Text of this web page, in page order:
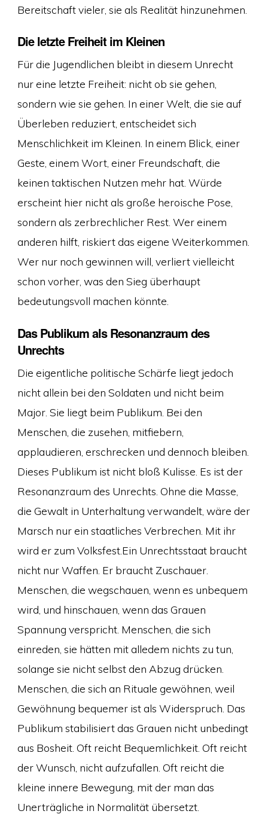
Bereitschaft vieler, sie als Realität hinzunehmen.
Die letzte Freiheit im Kleinen
Für die Jugendlichen bleibt in diesem Unrecht
nur eine letzte Freiheit: nicht ob sie gehen,
sondern wie sie gehen. In einer Welt, die sie auf
Überleben reduziert, entscheidet sich
Menschlichkeit im Kleinen. In einem Blick, einer
Geste, einem Wort, einer Freundschaft, die
keinen taktischen Nutzen mehr hat. Würde
erscheint hier nicht als große heroische Pose,
sondern als zerbrechlicher Rest. Wer einem
anderen hilft, riskiert das eigene Weiterkommen.
Wer nur noch gewinnen will, verliert vielleicht
schon vorher, was den Sieg überhaupt
bedeutungsvoll machen könnte.
Das Publikum als Resonanzraum des
Unrechts
Die eigentliche politische Schärfe liegt jedoch
nicht allein bei den Soldaten und nicht beim
Major. Sie liegt beim Publikum. Bei den
Menschen, die zusehen, mitfiebern,
applaudieren, erschrecken und dennoch bleiben.
Dieses Publikum ist nicht bloß Kulisse. Es ist der
Resonanzraum des Unrechts. Ohne die Masse,
die Gewalt in Unterhaltung verwandelt, wäre der
Marsch nur ein staatliches Verbrechen. Mit ihr
wird er zum Volksfest.Ein Unrechtsstaat braucht
nicht nur Waffen. Er braucht Zuschauer.
Menschen, die wegschauen, wenn es unbequem
wird, und hinschauen, wenn das Grauen
Spannung verspricht. Menschen, die sich
einreden, sie hätten mit alledem nichts zu tun,
solange sie nicht selbst den Abzug drücken.
Menschen, die sich an Rituale gewöhnen, weil
Gewöhnung bequemer ist als Widerspruch. Das
Publikum stabilisiert das Grauen nicht unbedingt
aus Bosheit. Oft reicht Bequemlichkeit. Oft reicht
der Wunsch, nicht aufzufallen. Oft reicht die
kleine innere Bewegung, mit der man das
Unerträgliche in Normalität übersetzt.